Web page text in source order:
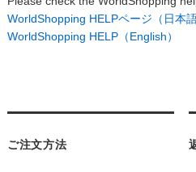
WorldShopping HELPページ（日本語
WorldShopping HELP（English）
ご注文方法